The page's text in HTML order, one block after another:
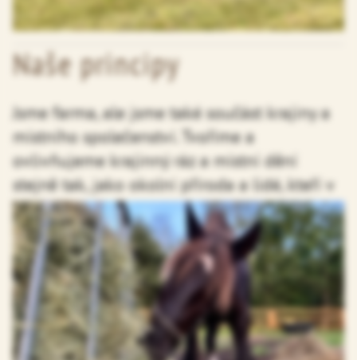
Naše principy
Jsme farma, ale jsme také součást krajiny a
místního společenství. Tvoříme a
ovlivňujeme krajinný ráz a místní dění
stejně tak, jako okolní příroda a lidé, kteří v
ní žijí, ovlivňují nás.